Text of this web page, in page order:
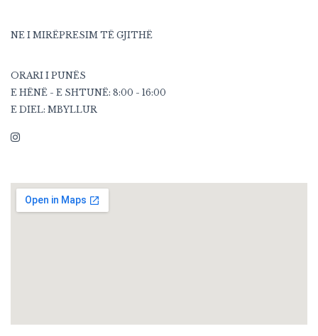
NE I MIRËPRESIM TË GJITHË
ORARI I PUNËS
E HËNË - E SHTUNË: 8:00 - 16:00
E DIEL: MBYLLUR